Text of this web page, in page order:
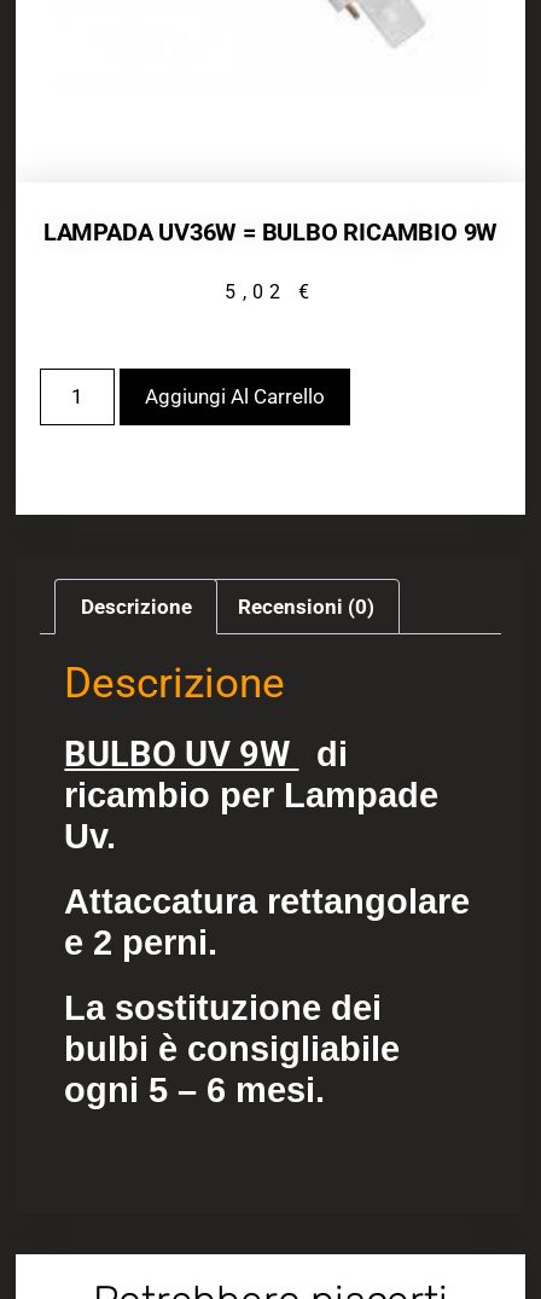
LAMPADA UV36W = BULBO RICAMBIO 9W
5,02€
Aggiungi Al Carrello
Descrizione Recensioni (0)
Descrizione
BULBO UV 9W
di
ricambio per Lampade
Uv.
Attaccatura rettangolare
e 2 perni.
La sostituzione dei
bulbi è consigliabile
ogni 5 – 6 mesi.